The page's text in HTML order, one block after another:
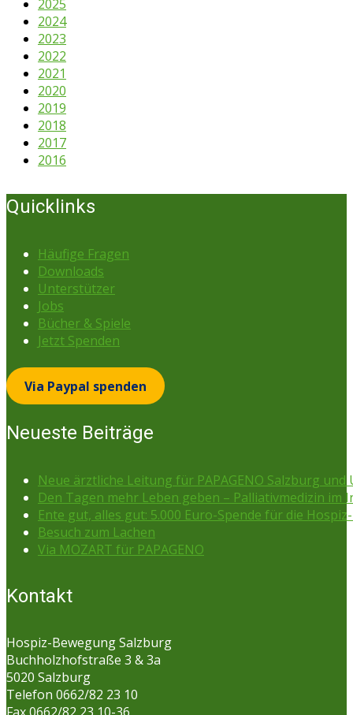
2025
2024
2023
2022
2021
2020
2019
2018
2017
2016
Quicklinks
Häufige Fragen
Downloads
Unterstützer
Jobs
Bücher & Spiele
Jetzt Spenden
Via Paypal spenden
Neueste Beiträge
Neue ärztliche Leitung für PAPAGENO Salzburg und
Den Tagen mehr Leben geben – Palliativmedizin im
Ente gut, alles gut: 5.000 Euro-Spende für die
Besuch zum Lachen
Via MOZART für PAPAGENO
Kontakt
Hospiz-Bewegung Salzburg
Buchholzhofstraße 3 & 3a
5020 Salzburg
Telefon 0662/82 23 10